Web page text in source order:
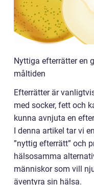
Nyttiga efterrätter en
måltiden
Efterrätter är
med socker, fett och
kunna avnjuta en
I denna artikel tar vi
”nyttig efterrätt” och
hälsosamma
människor som vill
äventyra sin hälsa.